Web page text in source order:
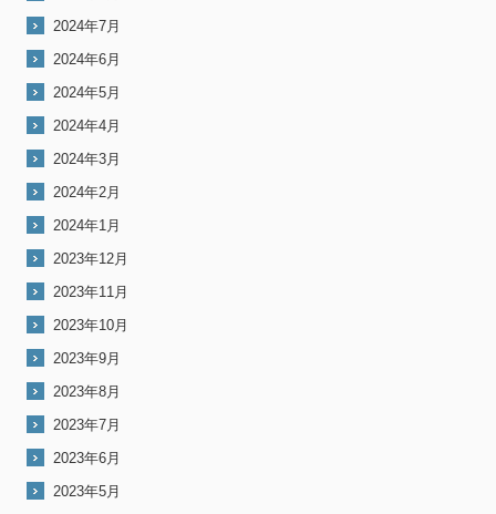
2024年7月
2024年6月
2024年5月
2024年4月
2024年3月
2024年2月
2024年1月
2023年12月
2023年11月
2023年10月
2023年9月
2023年8月
2023年7月
2023年6月
2023年5月